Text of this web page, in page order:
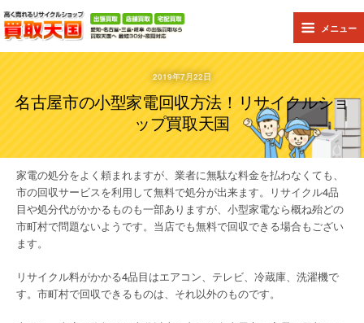
メニュー
2019年7月22日
名古屋市の小型家電回収方法！リサイクルショ
ップ買取天国
家電の処分をよく頼まれますが、業者に無駄な料金を払わなくても、
市の回収サービスを利用して無料で処分が出来ます。リサイクル4品
目や処分代がかかるものも一部ありますが、小型家電なら概ね殆どの
市町村で問題ないようです。当店でも無料で回収できる場合もござい
ます。
リサイクル料がかかる4品目はエアコン、テレビ、冷蔵庫、洗濯機で
す。市町村で回収できるものは、それ以外のものです。